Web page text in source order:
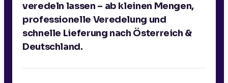
veredeln lassen – ab kleinen Mengen,
professionelle Veredelung und
schnelle Lieferung nach Österreich &
Deutschland.